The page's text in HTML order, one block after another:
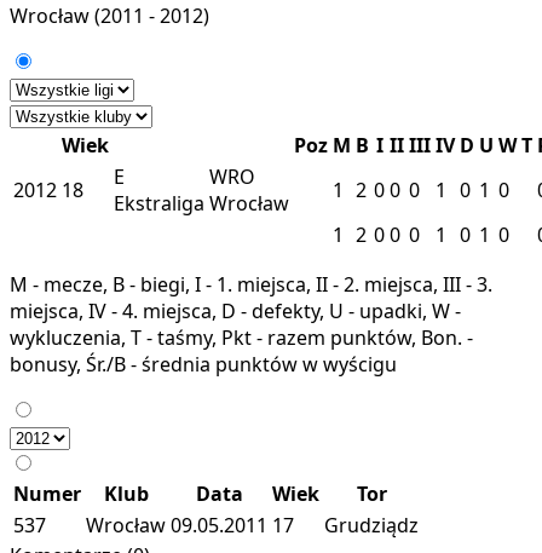
Wrocław(2011 - 2012)
Wiek Poz M B I IIIIIIV D U WT
2012 18
E
Ekstraliga
WRO
Wrocław
1 2 00 0 1 0 1 0
1 2 00 0 1 0 1 0
M - mecze, B - biegi, I - 1. miejsca, II - 2. miejsca, III - 3.
miejsca, IV - 4. miejsca, D - defekty, U - upadki, W -
wykluczenia, T - taśmy, Pkt - razem punktów, Bon. -
bonusy, Śr./B - średnia punktów w wyścigu
Numer Klub Data Wiek
Tor
537
Wrocław09.05.2011 17
Grudziądz